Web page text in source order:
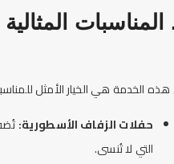
الخدمة هي الخيار الأمثل
حفلات الزفاف الأسطورية:
التي لا تُنسى.